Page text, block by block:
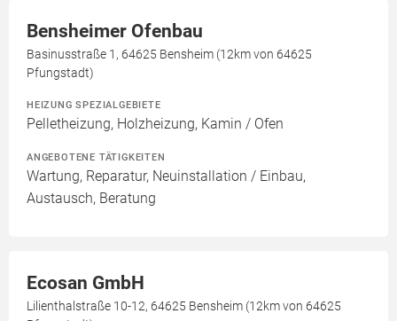
Bensheimer Ofenbau
Basinusstraße 1, 64625 Bensheim (12km von 64625
Pfungstadt)
HEIZUNG SPEZIALGEBIETE
Pelletheizung, Holzheizung, Kamin / Ofen
ANGEBOTENE TÄTIGKEITEN
Wartung, Reparatur, Neuinstallation / Einbau,
Austausch, Beratung
Ecosan GmbH
Lilienthalstraße 10-12, 64625 Bensheim (12km von 64625